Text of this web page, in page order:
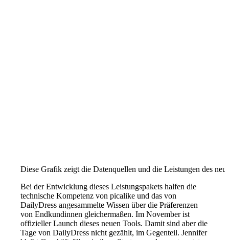
Diese Grafik zeigt die Datenquellen und die Leistungen des
Bei der Entwicklung dieses Leistungspakets halfen die
technische Kompetenz von picalike und das von
DailyDress angesammelte Wissen über die Präferenzen
von Endkundinnen gleichermaßen. Im November ist
offizieller Launch dieses neuen Tools. Damit sind aber die
Tage von DailyDress nicht gezählt, im Gegenteil. Jennifer